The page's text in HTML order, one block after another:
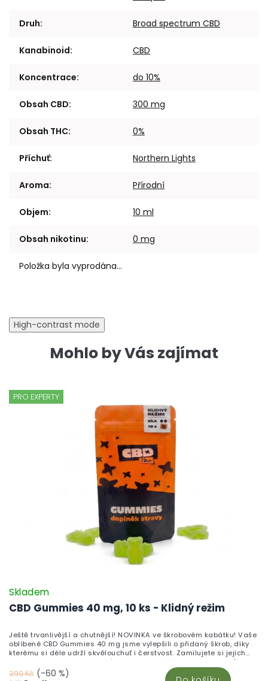
Druh: Broad spectrum CBD
Kanabinoid: CBD
Koncentrace: do 10%
Obsah CBD: 300 mg
Obsah THC: 0%
Příchuť: Northern Lights
Aroma: Přírodní
Objem: 10 ml
Obsah nikotinu: 0 mg
Položka byla vyprodána…
High-contrast mode
Mohlo by Vás zajímat
PRO EXPERTY
CBD Gummies 40 mg, 10 ks - Klidný režim
Skladem
399 Kč (-60 %)
Ještě trvanlivější a chutnější! NOVINKA ve škrobovém kabátku! Vaše
oblíbené CBD Gummies 40 mg jsme vylepšili o přidaný škrob, díky
kterému si déle udrží skvělouchuť i čerstvost. Zamilujete si jejich
neodolatelnou sladkou chuť a blahodárné účinky kanabinoidů, které
pomáhají zklidnit tělo i mysl. Vyrobeno v České republice z vysoce